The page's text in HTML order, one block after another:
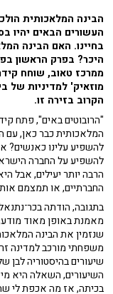
הבינה המלאכותית
העשורים הבאים יהיו
בחיינו. האם הבינה
היכר? בפרק הראשון
ממרכז טאוב, שוחח
מוזאיק' למדיניות של
הקרוב בזירה זו.
"הרובוטים באים", פתח
המלאכותית כבר כאן, עם
להשפיע עלינו כאנשים?
להשפיע על החברה
הרבה יותר יעילים, אבל
החברתיים, או תמצמם
בתגובה, הודתה
מאמנת באופן מאוד
שנזמין את הבינה
משפחתי מורכב למדינה
שיעורים בהיסטוריה
השיעורים, השאלה היא